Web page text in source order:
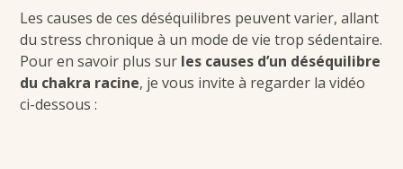
Les causes de ces déséquilibres peuvent varier, allant
du stress chronique à un mode de vie trop sédentaire.
Pour en savoir plus sur les causes d’un déséquilibre
du chakra racine, je vous invite à regarder la vidéo
ci-dessous :